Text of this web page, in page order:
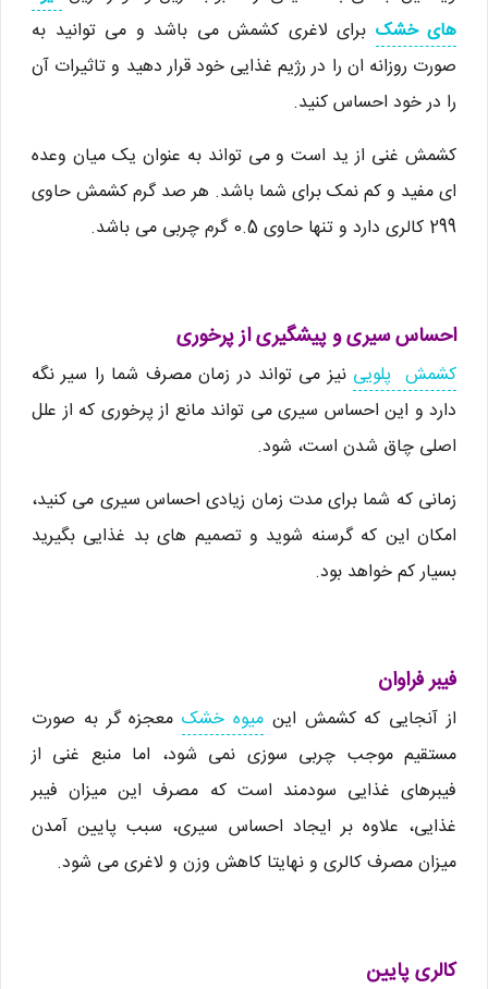
های خشک برای لاغری کشمش می باشد و می توانید به
صورت روزانه ان را در رژیم غذایی خود قرار دهید و تاثیرات آن
را در خود احساس کنید.
کشمش غنی از ید است و می تواند به عنوان یک میان وعده
ای مفید و کم نمک برای شما باشد. هر صد گرم کشمش حاوی
299 کالری دارد و تنها حاوی 0.5 گرم چربی می باشد.
احساس سیری و پیشگیری از پرخوری
کشمش پلویی نیز می تواند در زمان مصرف شما را سیر نگه
دارد و این احساس سیری می تواند مانع از پرخوری که از علل
اصلی چاق شدن است، شود.
زمانی که شما برای مدت زمان زیادی احساس سیری می کنید،
امکان این که گرسنه شوید و تصمیم های بد غذایی بگیرید
بسیار کم خواهد بود.
فیبر فراوان
از آنجایی که کشمش این میوه خشکمعجزه گر به صورت
مستقیم موجب چربی سوزی نمی شود، اما منبع غنی از
فیبرهای غذایی سودمند است که مصرف این میزان فیبر
غذایی، علاوه بر ایجاد احساس سیری، سبب پایین آمدن
میزان مصرف کالری و نهایتا کاهش وزن و لاغری می شود.
کالری پایین